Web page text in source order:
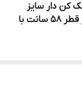
خشک کن دار سایز
بزرگ برند(به شو&پاک شو) ارتفاع ۱متر قطر ۵۸ سانت با